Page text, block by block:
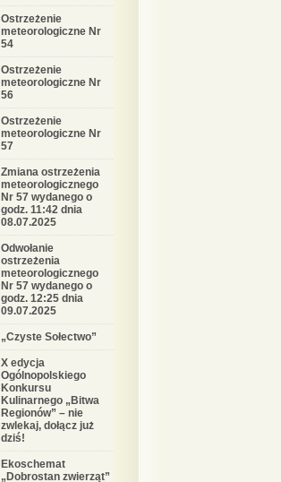
Ostrzeżenie
meteorologiczne Nr
54
Ostrzeżenie
meteorologiczne Nr
56
Ostrzeżenie
meteorologiczne Nr
57
Zmiana ostrzeżenia
meteorologicznego
Nr 57 wydanego o
godz. 11:42 dnia
08.07.2025
Odwołanie
ostrzeżenia
meteorologicznego
Nr 57 wydanego o
godz. 12:25 dnia
09.07.2025
„Czyste Sołectwo”
X edycja
Ogólnopolskiego
Konkursu
Kulinarnego „Bitwa
Regionów” – nie
zwlekaj, dołącz już
dziś!
Ekoschemat
„Dobrostan zwierząt”